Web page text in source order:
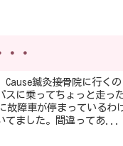
・
Cause鍼灸接骨院に行く
スに乗ってちょっと走っ
障車が停まっているわ
てました。間違ってあ...